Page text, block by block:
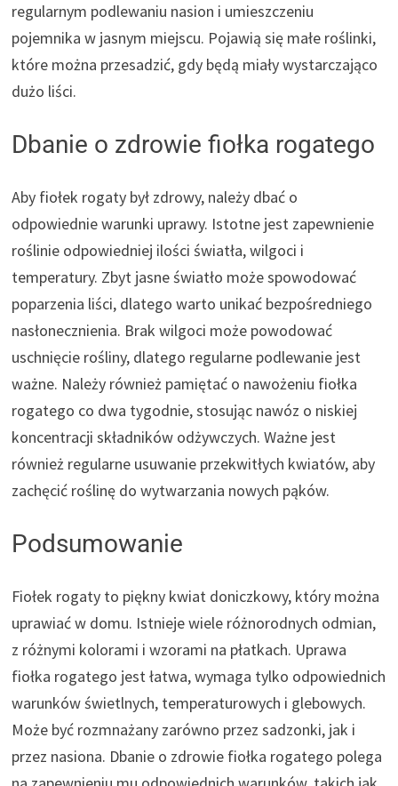
regularnym podlewaniu nasion i umieszczeniu
pojemnika w jasnym miejscu. Pojawią się małe roślinki,
które można przesadzić, gdy będą miały wystarczająco
dużo liści.
Dbanie o zdrowie fiołka rogatego
Aby fiołek rogaty był zdrowy, należy dbać o
odpowiednie warunki uprawy. Istotne jest zapewnienie
roślinie odpowiedniej ilości światła, wilgoci i
temperatury. Zbyt jasne światło może spowodować
poparzenia liści, dlatego warto unikać bezpośredniego
nasłonecznienia. Brak wilgoci może powodować
uschnięcie rośliny, dlatego regularne podlewanie jest
ważne. Należy również pamiętać o nawożeniu fiołka
rogatego co dwa tygodnie, stosując nawóz o niskiej
koncentracji składników odżywczych. Ważne jest
również regularne usuwanie przekwitłych kwiatów, aby
zachęcić roślinę do wytwarzania nowych pąków.
Podsumowanie
Fiołek rogaty to piękny kwiat doniczkowy, który można
uprawiać w domu. Istnieje wiele różnorodnych odmian,
z różnymi kolorami i wzorami na płatkach. Uprawa
fiołka rogatego jest łatwa, wymaga tylko odpowiednich
warunków świetlnych, temperaturowych i glebowych.
Może być rozmnażany zarówno przez sadzonki, jak i
przez nasiona. Dbanie o zdrowie fiołka rogatego polega